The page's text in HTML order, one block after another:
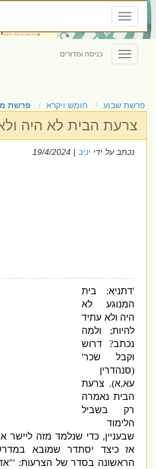
Toggle
navigation
Toggle
navigation
כניסה ומדורים
פרשת שבוע חומש ויקרא פרשת
צרעת הבית לא היה ולא
נכתב על ידייניב| 19/4/2024
דתניא:
בית
המנוגע לא
היה ולא עתיד
להיות; ולמה
נכתב?דרוש
וקבל שכר'
סנהדרין
עא,א).צרעת
הבית נאמרה
רק בשביל
הלימוד
שבעניין,כדי שנלמד מזה ליישר את
אז כיצד יסתדר שמובא
הראשונה בסדר של הצרעות: '"